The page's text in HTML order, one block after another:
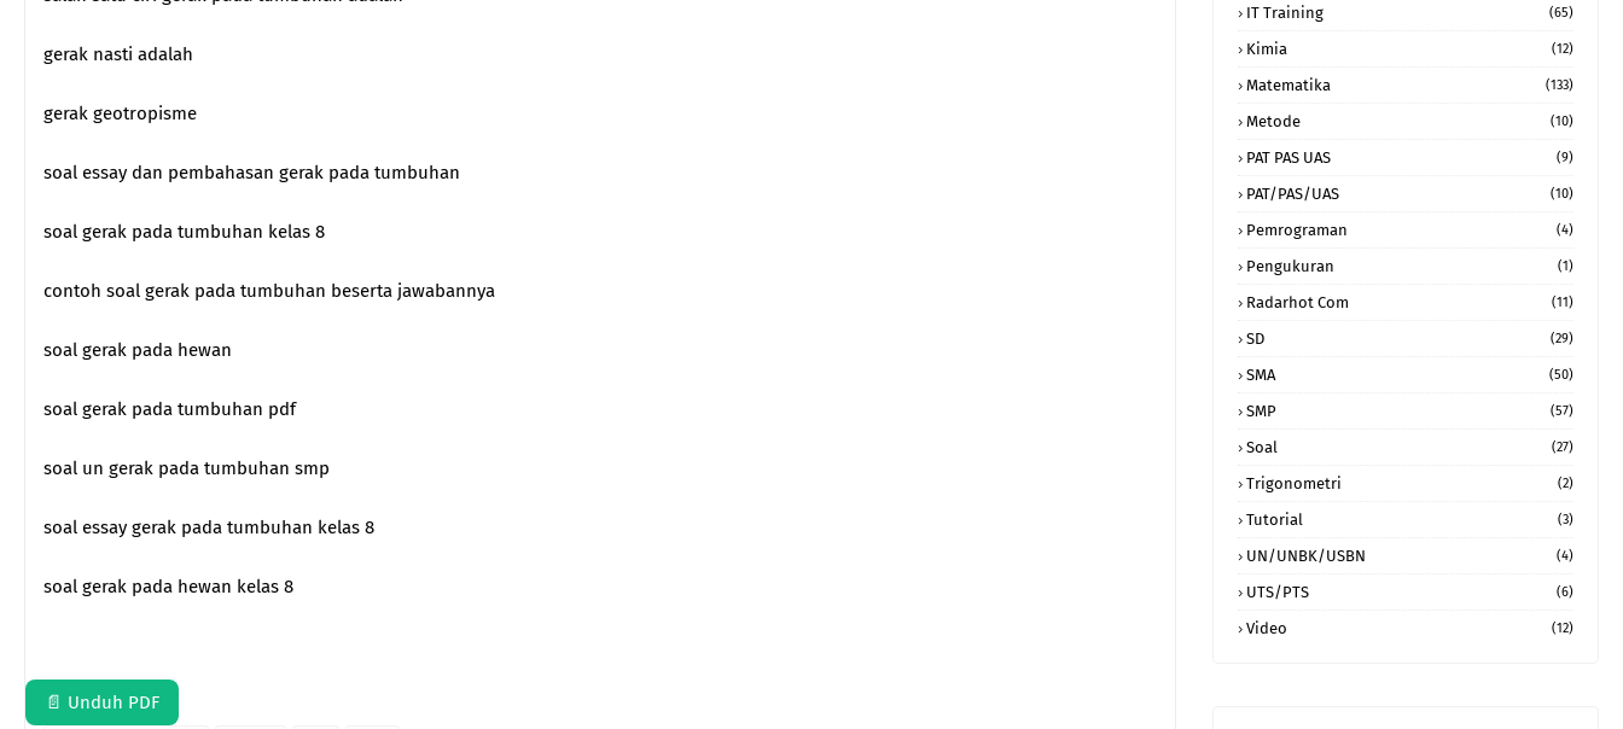
gerak nasti adalah
gerak geotropisme
soal essay dan pembahasan gerak pada tumbuhan
soal gerak pada tumbuhan kelas 8
contoh soal gerak pada tumbuhan beserta jawabannya
soal gerak pada hewan
soal gerak pada tumbuhan pdf
soal un gerak pada tumbuhan smp
soal essay gerak pada tumbuhan kelas 8
soal gerak pada hewan kelas 8
📄 Unduh PDF
IT Training (65)
Kimia (12)
Matematika (133)
Metode (10)
PAT PAS UAS (9)
PAT/PAS/UAS (10)
Pemrograman (4)
Pengukuran (1)
Radarhot Com (11)
SD (29)
SMA (50)
SMP (57)
Soal (27)
Trigonometri (2)
Tutorial (3)
UN/UNBK/USBN (4)
UTS/PTS (6)
Video (12)